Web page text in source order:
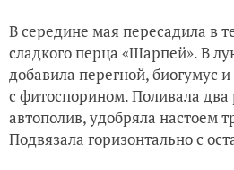
В середине мая пересадила в
сладкого перца «Шарпей». В
добавила перегной, биогумус
с фитоспорином. Поливала два
автополив, удобряла настоем
Подвязала горизонтально с